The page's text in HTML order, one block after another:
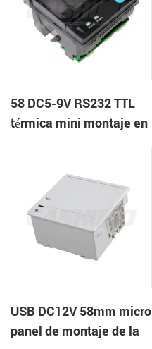
58 DC5-9V RS232 TTL
térmica mini montaje en
USB DC12V 58mm micro
panel de montaje de la